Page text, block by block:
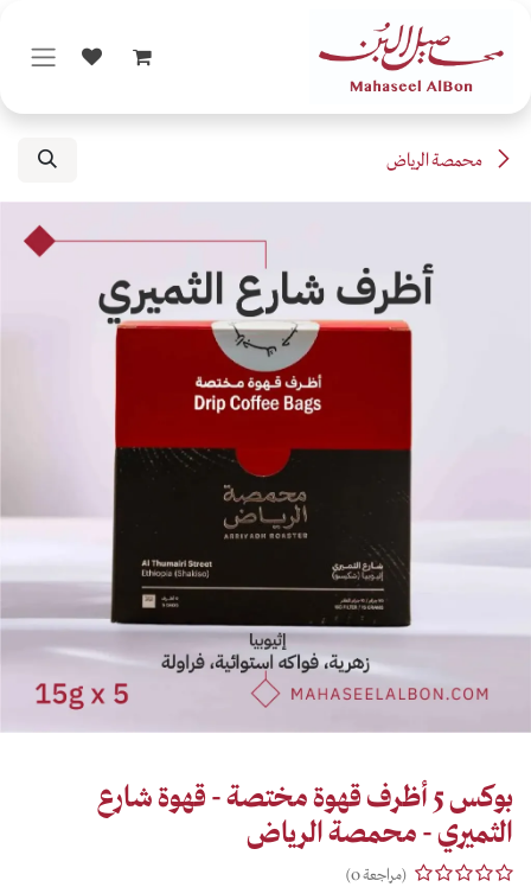
محمصة الرياض
بوكس 5 أظرف قهوة مختصة - قهوة شارع
الثميري - محمصة الرياض
(مراجعة 0)